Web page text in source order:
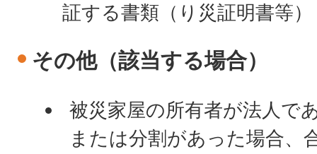
証する書類（り災証明書等）
その他（該当する場合）
被災家屋の所有者が法人で
または分割があった場合、